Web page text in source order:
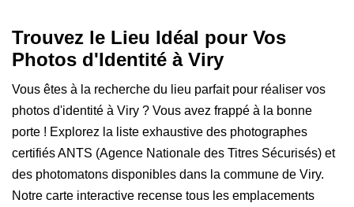
Trouvez le Lieu Idéal pour Vos
Photos d'Identité à Viry
Vous êtes à la recherche du lieu parfait pour réaliser vos
photos d'identité à Viry ? Vous avez frappé à la bonne
porte ! Explorez la liste exhaustive des photographes
certifiés ANTS (Agence Nationale des Titres Sécurisés) et
des photomatons disponibles dans la commune de Viry.
Notre carte interactive recense tous les emplacements